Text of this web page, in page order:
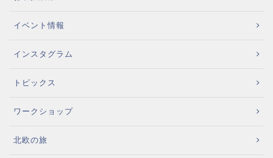
イベント情報
インスタグラム
トピックス
ワークショップ
北欧の旅